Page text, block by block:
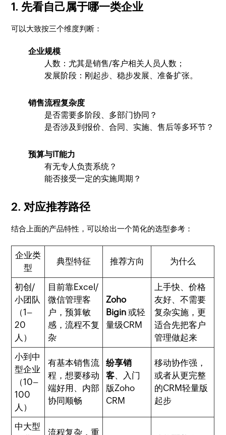
1. 先看自己属于哪一类企业
可以大致按三个维度判断：
企业规模
人数：尤其是销售/客户相关人员人数；
发展阶段：刚起步、稳步发展、准备扩张。
销售流程复杂度
是否需要多阶段、多部门协同？
是否涉及到报价、合同、实施、售后等多环节？
预算与IT能力
有无专人负责系统？
能否接受一定的实施周期？
2. 对应推荐路径
结合上面的产品特性，可以给出一个简化的选型参考：
企业类
型
典型特征 推荐方向 为什么
初创/
小团队
（1–
20
人）
目前靠Excel/
微信管理客
户，预算敏
感，流程不复
杂
Zoho
Bigin 或轻
量级CRM
上手快、价格
友好、不需要
复杂实施，更
适合先把客户
管理做起来
小到中
型企业
（10–
100
人）
有基本销售流
程，想要移动
端好用、内部
协同顺畅
纷享销
客、入门
版Zoho
CRM
移动协作强，
或者从更完整
的CRM轻量版
起步
中大型
流程复杂，重